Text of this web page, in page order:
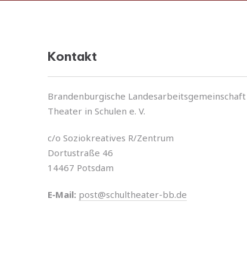
Kontakt
Brandenburgische Landesarbeitsgemeinschaft
Theater in Schulen e. V.
c/o Soziokreatives R/Zentrum
Dortustraße 46
14467 Potsdam
E‑Mail: post@schultheater-bb.de